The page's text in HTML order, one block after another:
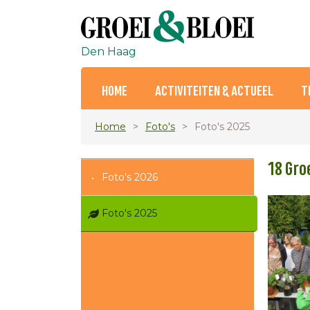
Den Haag
HOME ACTIVITEITEN & ACTUEEL
Home Foto's Foto's 2025
Foto's 2026
Foto's 2025
18